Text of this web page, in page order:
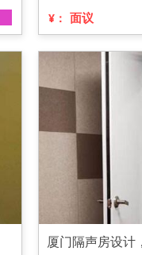
¥： 面议
厦门隔声房设计